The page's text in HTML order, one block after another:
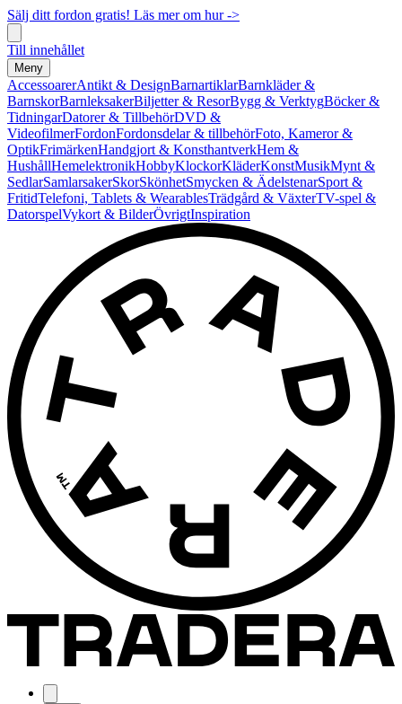
Sälj ditt fordon gratis! Läs mer om hur ->
Till innehållet
Meny
AccessoarerAntikt & DesignBarnartiklarBarnkläder &
BarnskorBarnleksakerBiljetter & ResorBygg & VerktygBöcker &
TidningarDatorer & TillbehörDVD &
VideofilmerFordonFordonsdelar & tillbehörFoto, Kameror &
OptikFrimärkenHandgjort & KonsthantverkHem &
HushållHemelektronikHobbyKlockorKläderKonstMusikMynt &
SedlarSamlarsakerSkorSkönhetSmycken & ÄdelstenarSport &
FritidTelefoni, Tablets & WearablesTrädgård & VäxterTV-spel &
DatorspelVykort & BilderÖvrigtInspiration